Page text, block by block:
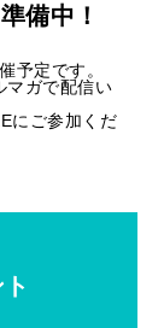
備中！
予定です。
マガで配信い
にご参加くだ